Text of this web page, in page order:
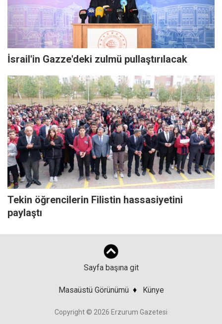
İsrail'in Gazze'deki zulmü pullaştırılacak
Tekin öğrencilerin Filistin hassasiyetini
paylaştı
Sayfa başına git
Masaüstü Görünümü ♦ Künye
Copyright © 2026 Erzurum Gazetesi